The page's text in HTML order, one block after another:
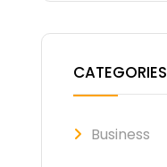
CATEGORIES
Business